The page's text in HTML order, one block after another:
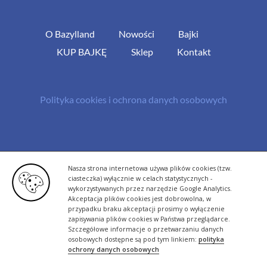
Nasza strona internetowa używa plików cookies (tzw.
ciasteczka) wyłącznie w celach statystycznych -
wykorzystywanych przez narzędzie Google Analytics.
Akceptacja plików cookies jest dobrowolna, w
przypadku braku akceptacji prosimy o wyłączenie
zapisywania plików cookies w Państwa przeglądarce.
Szczegółowe informacje o przetwarzaniu danych
osobowych dostępne są pod tym linkiem: polityka
ochrony danych osobowych
O Bazylland Nowości
Bajki
KUP BAJKĘ
Sklep Kontakt
Polityka cookies i ochrona danych osobowych
rutyna.pl - tworzenie stron www